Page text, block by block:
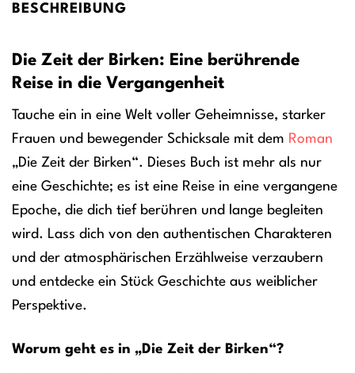
BESCHREIBUNG
Die Zeit der Birken: Eine berührende
Reise in die Vergangenheit
Tauche ein in eine Welt voller Geheimnisse, starker
Frauen und bewegender Schicksale mit dem Roman
„Die Zeit der Birken“. Dieses Buch ist mehr als nur
eine Geschichte; es ist eine Reise in eine vergangene
Epoche, die dich tief berühren und lange begleiten
wird. Lass dich von den authentischen Charakteren
und der atmosphärischen Erzählweise verzaubern
und entdecke ein Stück Geschichte aus weiblicher
Perspektive.
Worum geht es in „Die Zeit der Birken“?